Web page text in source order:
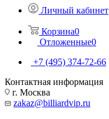
Личный кабинет
Корзина0
Отложенные0
+7 (495) 374-72-66
Контактная информация
г. Москва
zakaz@billiardvip.ru